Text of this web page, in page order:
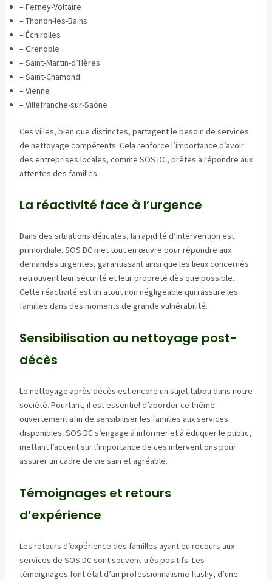
– Ferney-Voltaire
– Thonon-les-Bains
– Échirolles
– Grenoble
– Saint-Martin-d’Hères
– Saint-Chamond
– Vienne
– Villefranche-sur-Saône
Ces villes, bien que distinctes, partagent le besoin de services
de nettoyage compétents. Cela renforce l’importance d’avoir
des entreprises locales, comme SOS DC, prêtes à répondre aux
attentes des familles.
La réactivité face à l’urgence
Dans des situations délicates, la rapidité d’intervention est
primordiale. SOS DC met tout en œuvre pour répondre aux
demandes urgentes, garantissant ainsi que les lieux concernés
retrouvent leur sécurité et leur propreté dès que possible.
Cette réactivité est un atout non négligeable qui rassure les
familles dans des moments de grande vulnérabilité.
Sensibilisation au nettoyage post-
décès
Le nettoyage après décès est encore un sujet tabou dans notre
société. Pourtant, il est essentiel d’aborder ce thème
ouvertement afin de sensibiliser les familles aux services
disponibles. SOS DC s’engage à informer et à éduquer le public,
mettant l’accent sur l’importance de ces interventions pour
assurer un cadre de vie sain et agréable.
Témoignages et retours
d’expérience
Les retours d’expérience des familles ayant eu recours aux
services de SOS DC sont souvent très positifs. Les
témoignages font état d’un professionnalisme flashy, d’une